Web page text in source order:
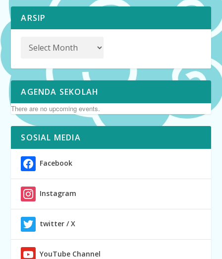
ARSIP
AGENDA SEKOLAH
There are no upcoming events.
SOSIAL MEDIA
Facebook
Instagram
twitter / X
YouTube Channel